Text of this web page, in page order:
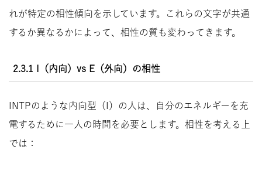
れが特定の相性傾向を示しています。これらの文字が共通
するか異なるかによって、相性の質も変わってきます。
2.3.1 I（内向）vs E（外向）の相性
INTPのような内向型（I）の人は、自分のエネルギーを充
電するために一人の時間を必要とします。相性を考える上
では：